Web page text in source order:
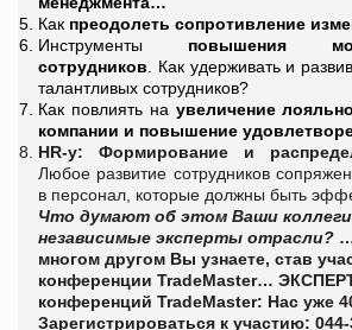
Как преодолеть сопротивление
Инструменты повышения
сотрудников . Как удерживать и
талантливых сотрудников?
Как повлиять на увеличение
компании и повышение
HR-у: Формирование и
Любое развитие сотрудников
в персонал, которые должны быть
Что думают об этом Ваши
независимые эксперты отрасли?
многом другом Вы узнаете, став
конференции TradeMaster…
конференций TradeMaster: Нас уже
Зарегистрироваться к участию: